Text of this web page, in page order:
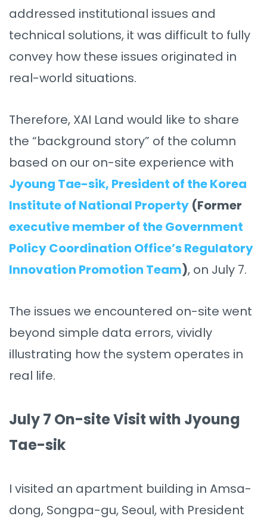
addressed institutional issues and
technical solutions, it was difficult to fully
convey how these issues originated in
real-world situations.
Therefore, XAI Land would like to share
the “background story” of the column
based on our on-site experience with
Jyoung Tae-sik, President of the Korea
Institute of National Property (Former
executive member of the Government
Policy Coordination Office’s Regulatory
Innovation Promotion Team), on July 7.
The issues we encountered on-site went
beyond simple data errors, vividly
illustrating how the system operates in
real life.
July 7 On-site Visit with Jyoung
Tae-sik
I visited an apartment building in Amsa-
dong, Songpa-gu, Seoul, with President